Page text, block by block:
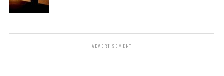
ADVERTISEMENT